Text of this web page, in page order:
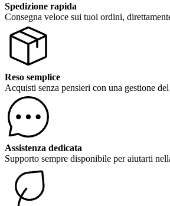
Spedizione rapida
Consegna veloce sui tuoi ordini,
Reso semplice
Acquisti senza pensieri con una gestione
Assistenza dedicata
Supporto sempre disponibile per aiutarti